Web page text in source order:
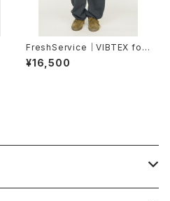
FreshService｜VIBTEX for
FreshService SWEAT PAN
TS
¥16,500